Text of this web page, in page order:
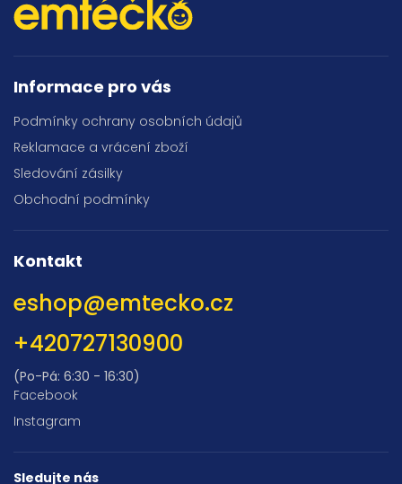
Informace pro vás
Podmínky ochrany osobních údajů
Reklamace a vrácení zboží
Sledování zásilky
Obchodní podmínky
Kontakt
eshop@emtecko.cz
+420727130900
(Po-Pá: 6:30 - 16:30)
Facebook
Instagram
Sledujte nás